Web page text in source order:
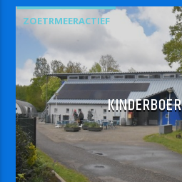
ZOETRMEERACTIEF